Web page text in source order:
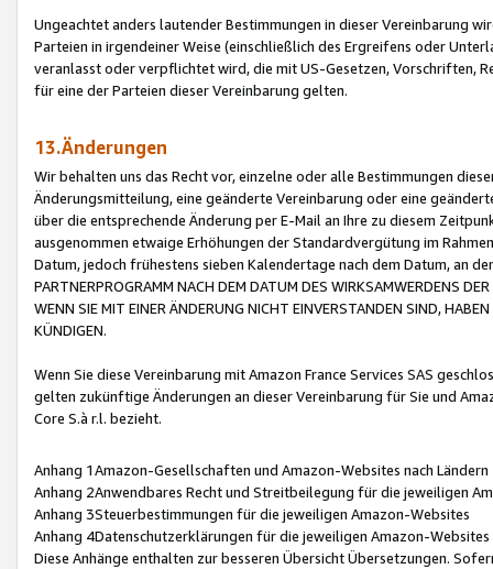
Ungeachtet anders lautender Bestimmungen in dieser Vereinbarung
Parteien in irgendeiner Weise (einschließlich des Ergreifens oder
veranlasst oder verpflichtet wird, die mit US-Gesetzen, Vorschriften,
für eine der Parteien dieser Vereinbarung gelten.
13.Änderungen
Wir behalten uns das Recht vor, einzelne oder alle Bestimmungen
Änderungsmitteilung, eine geänderte Vereinbarung oder eine
über die entsprechende Änderung per E-Mail an Ihre zu diesem
ausgenommen etwaige Erhöhungen der Standardvergütung im
Datum, jedoch frühestens sieben Kalendertage nach dem Datum, an
PARTNERPROGRAMM NACH DEM DATUM DES WIRKSAMWERDENS
WENN SIE MIT EINER ÄNDERUNG NICHT EINVERSTANDEN SIND,
KÜNDIGEN.
Wenn Sie diese Vereinbarung mit Amazon France Services SAS
gelten zukünftige Änderungen an dieser Vereinbarung für Sie und
Core S.à r.l. bezieht.
Anhang 1Amazon-Gesellschaften und Amazon-Websites nach Ländern
Anhang 2Anwendbares Recht und Streitbeilegung für die jeweiligen
Anhang 3Steuerbestimmungen für die jeweiligen Amazon-Websites
Anhang 4Datenschutzerklärungen für die jeweiligen Amazon-Websites
Diese Anhänge enthalten zur besseren Übersicht Übersetzungen.